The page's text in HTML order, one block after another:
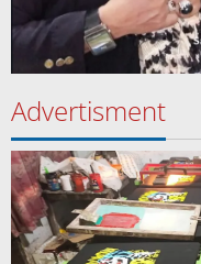
Advertisment